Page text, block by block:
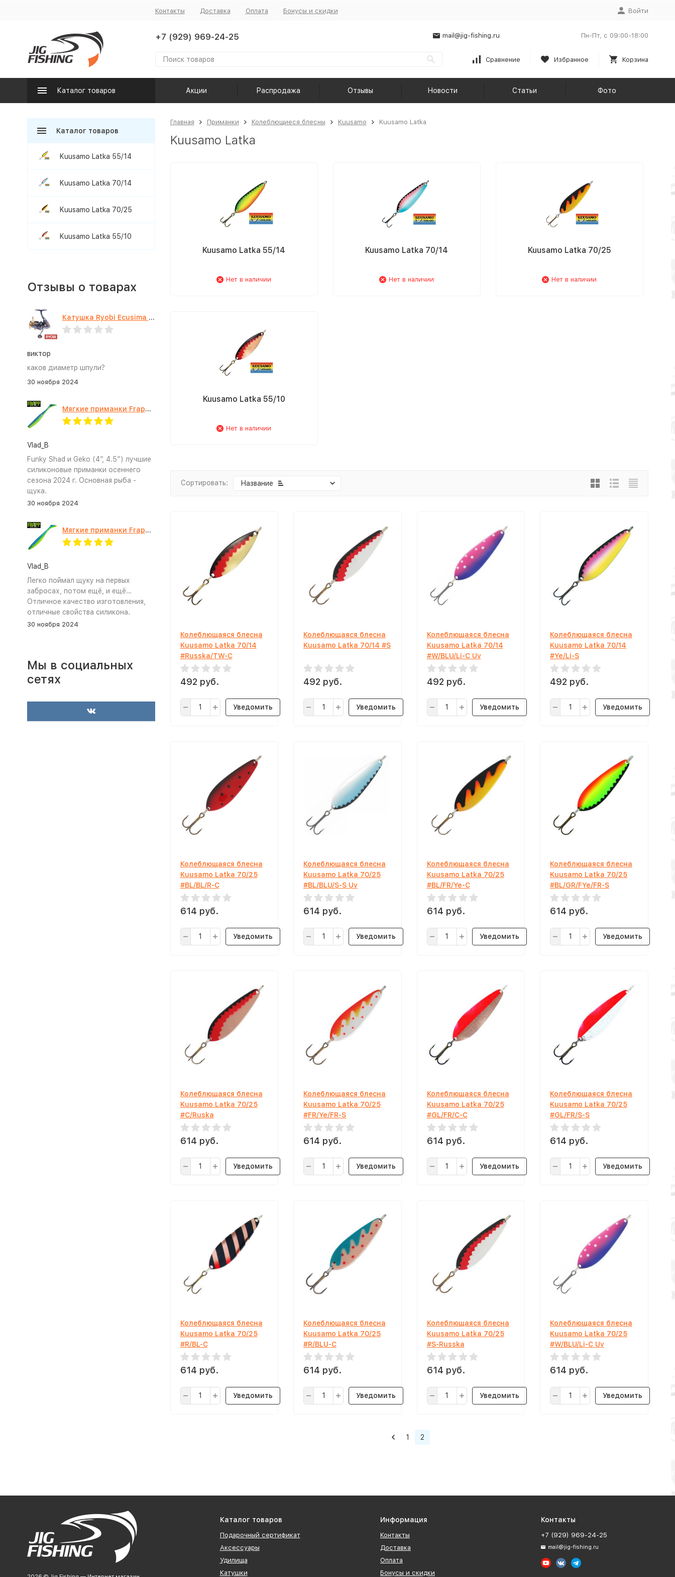
Контакты Доставка Оплата Бонусы и скидки Войти
+7 (929) 969-24-25 mail@jig-fishing.ru Пн-Пт, с 09:00-18:00
Сравнение Избранное Корзина
Каталог товаров Акции Распродажа Отзывы Новости Статьи Фото
Главная Приманки Колеблющиеся блесны Kuusamo Kuusamo Latka
Kuusamo Latka
Kuusamo Latka 55/14
Нет в наличии
Kuusamo Latka 70/14
Нет в наличии
Kuusamo Latka 70/25
Нет в наличии
Kuusamo Latka 55/10
Нет в наличии
Сортировать: Название
Колеблющаяся блесна
Kuusamo Latka 70/14
#Russka/TW-C
492 руб.
Уведомить
Колеблющаяся блесна
Kuusamo Latka 70/14 #S
492 руб.
Уведомить
Колеблющаяся блесна
Kuusamo Latka 70/14
#W/BLU/Li-C Uv
492 руб.
Уведомить
Колеблющаяся блесна
Kuusamo Latka 70/14
#Ye/Li-S
492 руб.
Уведомить
Колеблющаяся блесна
Kuusamo Latka 70/25
#BL/BL/R-C
614 руб.
Уведомить
Колеблющаяся блесна
Kuusamo Latka 70/25
#BL/BLU/S-S Uv
614 руб.
Уведомить
Колеблющаяся блесна
Kuusamo Latka 70/25
#BL/FR/Ye-C
614 руб.
Уведомить
Колеблющаяся блесна
Kuusamo Latka 70/25
#BL/GR/FYe/FR-S
614 руб.
Уведомить
Колеблющаяся блесна
Kuusamo Latka 70/25
#C/Ruska
614 руб.
Уведомить
Колеблющаяся блесна
Kuusamo Latka 70/25
#FR/Ye/FR-S
614 руб.
Уведомить
Колеблющаяся блесна
Kuusamo Latka 70/25
#GL/FR/C-C
614 руб.
Уведомить
Колеблющаяся блесна
Kuusamo Latka 70/25
#GL/FR/S-S
614 руб.
Уведомить
Колеблющаяся блесна
Kuusamo Latka 70/25
#R/BL-C
614 руб.
Уведомить
Колеблющаяся блесна
Kuusamo Latka 70/25
#R/BLU-C
614 руб.
Уведомить
Колеблющаяся блесна
Kuusamo Latka 70/25
#S-Russka
614 руб.
Уведомить
Колеблющаяся блесна
Kuusamo Latka 70/25
#W/BLU/Li-C Uv
614 руб.
Уведомить
1 2
Каталог товаров
Kuusamo Latka 55/14
Kuusamo Latka 70/14
Kuusamo Latka 70/25
Kuusamo Latka 55/10
Отзывы о товарах
Катушка Ryobi Ecusima PRO LT 5000
виктор
каков диаметр шпули?
30 ноября 2024
Мягкие приманки Frapp Funky Shad 4" #PAL03
Vlad_B
Funky Shad и Geko (4”, 4.5”) лучшие
силиконовые приманки осеннего
сезона 2024 г. Основная рыба -
щука.
30 ноября 2024
Мягкие приманки Frapp Geko 4.5" #PAL03
Vlad_B
Легко поймал щуку на первых
забросах, потом ещё, и ещё…
Отличное качество изготовления,
отличные свойства силикона.
30 ноября 2024
Мы в социальных
сетях
Каталог товаров
Подарочный сертификат
Аксессуары
Удилища
Катушки
Информация
Контакты
Доставка
Оплата
Бонусы и скидки
Контакты
+7 (929) 969-24-25
mail@jig-fishing.ru